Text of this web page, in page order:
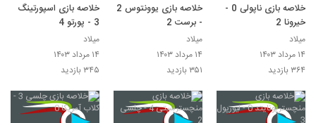
خلاصه بازی ناپولی 0 -
خیرونا 2
میلاد
۱۴ مرداد ۱۴۰۳
۳۶۴ بازدید
خلاصه بازی یوونتوس 2
- برست 2
میلاد
۱۴ مرداد ۱۴۰۳
۳۵۱ بازدید
خلاصه بازی اسپورتینگ
3 - پورتو 4
میلاد
۱۴ مرداد ۱۴۰۳
۳۴۵ بازدید